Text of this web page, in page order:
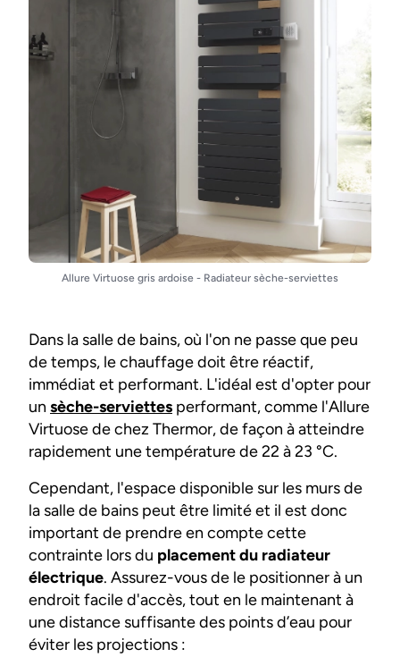
Allure Virtuose gris ardoise - Radiateur sèche-serviettes
Dans la salle de bains, où l'on ne passe que peu
de temps, le chauffage doit être réactif,
immédiat et performant. L'idéal est d'opter pour
un sèche-serviettes performant, comme l'Allure
Virtuose de chez Thermor, de façon à atteindre
rapidement une température de 22 à 23 °C.
Cependant, l'espace disponible sur les murs de
la salle de bains peut être limité et il est donc
important de prendre en compte cette
contrainte lors du placement du radiateur
électrique. Assurez-vous de le positionner à un
endroit facile d'accès, tout en le maintenant à
une distance suffisante des points d’eau pour
éviter les projections :